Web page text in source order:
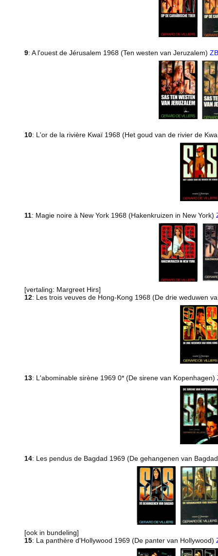
9: A l'ouest de Jérusalem 1968 (Ten westen van Jeruzalem)
10: L'or de la rivière Kwaï 1968 (Het goud van de rivier de
11: Magie noire à New York 1968 (Hakenkruizen in New York)
[vertaling: Margreet Hirs]
12: Les trois veuves de Hong-Kong 1968 (De drie weduwen
13: L'abominable sirène 1969 0* (De sirene van Kopenhagen)
14: Les pendus de Bagdad 1969 (De gehangenen van
[ook in bundeling]
15: La panthère d'Hollywood 1969 (De panter van Hollywood)